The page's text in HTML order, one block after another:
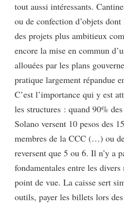
tout aussi intéressants.
ou de confection d’objets
des projets plus ambitieux
encore la mise en commun
allouées par les plans
pratique largement répandue
C’est l’importance qui y est
les structures : quand 90%
Solano versent 10 pesos des
membres de la CCC (…) ou
reversent que 5 ou 6. Il n’y a
fondamentales entre les divers
point de vue. La caisse sert
outils, payer les billets lors